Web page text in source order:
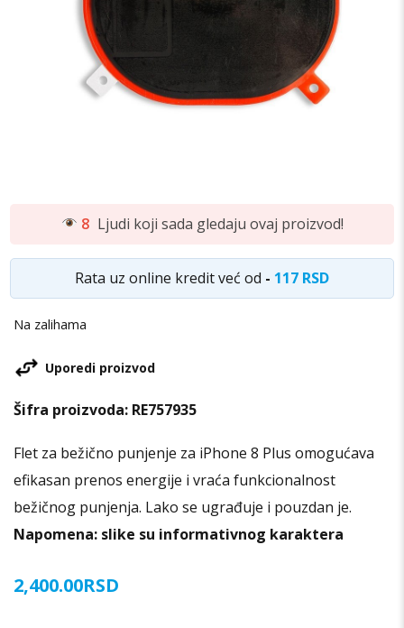
8 Ljudi koji sada gledaju ovaj proizvod!
Rata uz online kredit već od - 117 RSD
2,400.00RSD
Na zalihama
Flet za bežično punjenje za iPhone 8 Plus omogućava
efikasan prenos energije i vraća funkcionalnost
bežičnog punjenja. Lako se ugrađuje i pouzdan je.
Napomena: slike su informativnog karaktera
Uporedi proizvod
Šifra proizvoda: RE757935